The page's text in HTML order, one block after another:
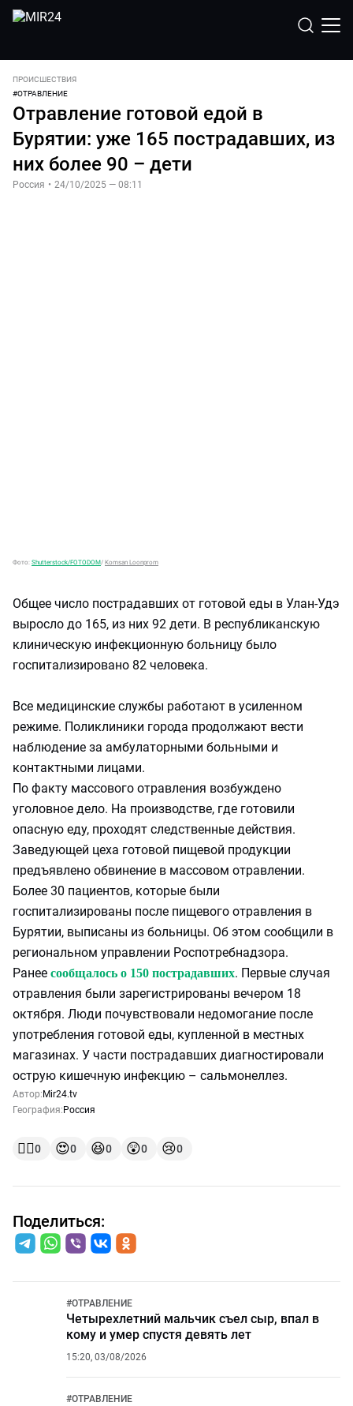
ПРОИСШЕСТВИЯ
#ОТРАВЛЕНИЕ
Отравление готовой едой в
Бурятии: уже 165 пострадавших, из
них более 90 – дети
Россия • 24/10/2025 — 08:11
Фото: Shutterstock/FOTODOM/ Komsan Loonprom
Общее число пострадавших от готовой еды в Улан-Удэ
выросло до 165, из них 92 дети. В республиканскую
клиническую инфекционную больницу было
госпитализировано 82 человека.
Все медицинские службы работают в усиленном
режиме. Поликлиники города продолжают вести
наблюдение за амбулаторными больными и
контактными лицами.
По факту массового отравления возбуждено
уголовное дело. На производстве, где готовили
опасную еду, проходят следственные действия.
Заведующей цеха готовой пищевой продукции
предъявлено обвинение в массовом отравлении.
Более 30 пациентов, которые были
госпитализированы после пищевого отравления в
Бурятии, выписаны из больницы. Об этом сообщили в
региональном управлении Роспотребнадзора.
Ранее сообщалось о 150 пострадавших. Первые случая
отравления были зарегистрированы вечером 18
октября. Люди почувствовали недомогание после
употребления готовой еды, купленной в местных
магазинах. У части пострадавших диагностировали
острую кишечную инфекцию – сальмонеллез.
Автор: Mir24.tv
География: Россия
👍🏻0 😍0 😆0 😲0 😢0
Поделиться:
#ОТРАВЛЕНИЕ
Четырехлетний мальчик съел сыр, впал в
кому и умер спустя девять лет
15:20, 03/08/2026
#ОТРАВЛЕНИЕ